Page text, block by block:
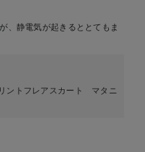
、静電気が起きるととてもま
ントフレアスカート マタニ